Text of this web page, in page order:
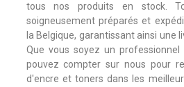
tous nos produits en stock.
soigneusement préparés et
la Belgique, garantissant ainsi une
Que vous soyez un
pouvez compter sur nous pour
d'encre et toners dans les